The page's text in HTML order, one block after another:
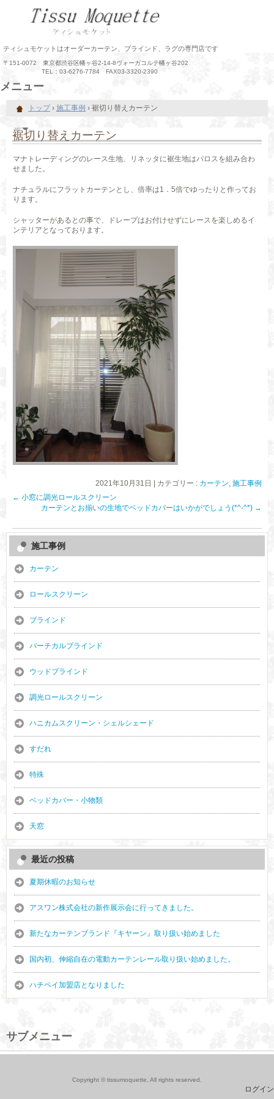
ティシュモケットはオーダーカーテン、ブラインド、ラグの専門店です
〒151-0072 東京都渋谷区幡ヶ谷2-14-8ヴォーガコルテ幡ヶ谷202
TEL：03-6276-7784 FAX03-3320-2390
メニュー
トップ › 施工事例 › 裾切り替えカーテン
裾切り替えカーテン
マナトレーディングのレース生地、リネッタに裾生地はパロスを組み合わ
せました。
ナチュラルにフラットカーテンとし、倍率は1．5倍でゆったりと作ってお
ります。
シャッターがあるとの事で、ドレープはお付けせずにレースを楽しめるイ
ンテリアとなっております。
2021年10月31日 | カテゴリー : カーテン 施工事例
← 小窓に調光ロールスクリーン
カーテンとお揃いの生地でベッドカバーはいかがでしょう(*^-^*) →
施工事例
カーテン
ロールスクリーン
ブラインド
バーチカルブラインド
ウッドブラインド
調光ロールスクリーン
ハニカムスクリーン・シェルシェード
すだれ
特殊
ベッドカバー・小物類
天窓
最近の投稿
夏期休暇のお知らせ
アスワン株式会社の新作展示会に行ってきました。
新たなカーテンブランド『キヤーン』取り扱い始めました
国内初、伸縮自在の電動カーテンレール取り扱い始めました。
ハチペイ加盟店となりました
サブメニュー
Copyright © tissumoquette, All rights reserved.
ログイン